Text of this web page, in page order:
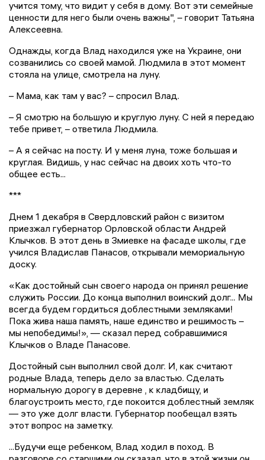
учится тому, что видит у себя в дому. Вот эти семейные
ценности для него были очень важны", – говорит Татьяна
Алексеевна.
Однажды, когда Влад находился уже на Украине, они
созванились со своей мамой. Людмила в этот момент
стояла на улице, смотрела на луну.
– Мама, как там у вас? – спросил Влад.
– Я смотрю на большую и круглую луну. С ней я передаю
тебе привет, – ответила Людмила.
– А я сейчас на посту. И у меня луна, тоже большая и
круглая. Видишь, у нас сейчас на двоих хоть что-то
общее есть...
***
Днем 1 декабря в Свердловский район с визитом
приезжал губернатор Орловской области Андрей
Клычков. В этот день в Змиевке на фасаде школы, где
учился Владислав Панасов, открывали мемориальную
доску.
«Как достойный сын своего народа он принял решение
служить России. До конца выполнил воинский долг... Мы
всегда будем гордиться доблестными земляками!
Пока жива наша память, наше единство и решимость –
мы непобедимы!», — сказал перед собравшимися
Клычков о Владе Панасове.
Достойный сын выполнил свой долг. И, как считают
родные Влада, теперь дело за властью. Сделать
нормальную дорогу в деревне , к кладбищу, и
благоустроить место, где покоится доблестный земляк
— это уже долг власти. Губернатор пообещал взять
этот вопрос на заметку.
...Будучи еще ребенком, Влад ходил в поход. В